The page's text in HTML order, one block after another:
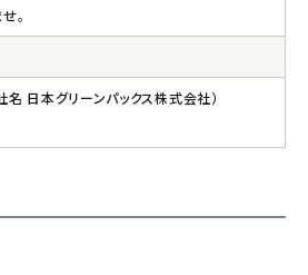
。
名 日本グリーンパックス株式会社）